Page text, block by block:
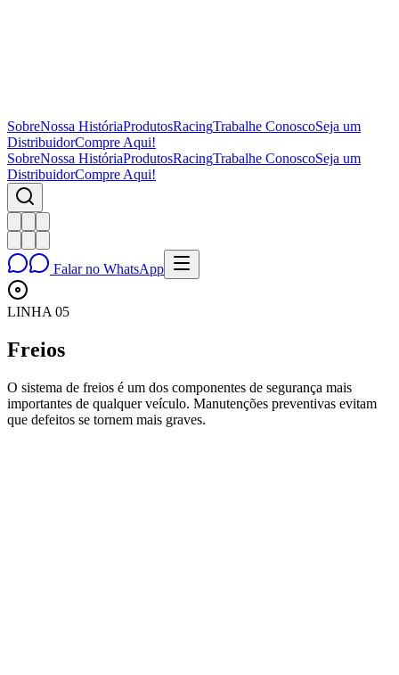
SobreNossa HistóriaProdutosRacingTrabalhe ConoscoSeja um
DistribuidorCompre Aqui!
SobreNossa HistóriaProdutosRacingTrabalhe ConoscoSeja um
DistribuidorCompre Aqui!
Falar no WhatsApp
LINHA 05
Freios
O sistema de freios é um dos componentes de segurança mais
importantes de qualquer veículo. Manutenções preventivas evitam
que defeitos se tornem mais graves.